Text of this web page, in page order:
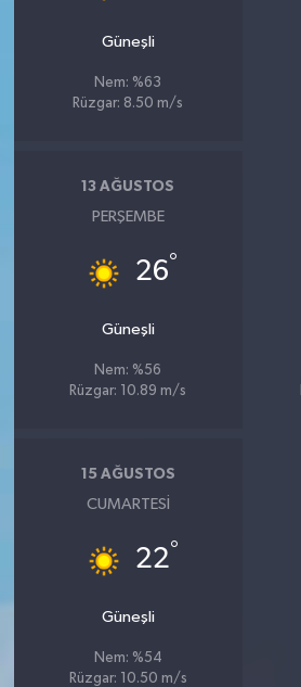
Güneşli
Nem: %63
Rüzgar: 8.50 m/s
13 AĞUSTOS
PERŞEMBE
26°
Güneşli
Nem: %56
Rüzgar: 10.89 m/s
15 AĞUSTOS
CUMARTESI
22°
Güneşli
Nem: %54
Rüzgar: 10.50 m/s